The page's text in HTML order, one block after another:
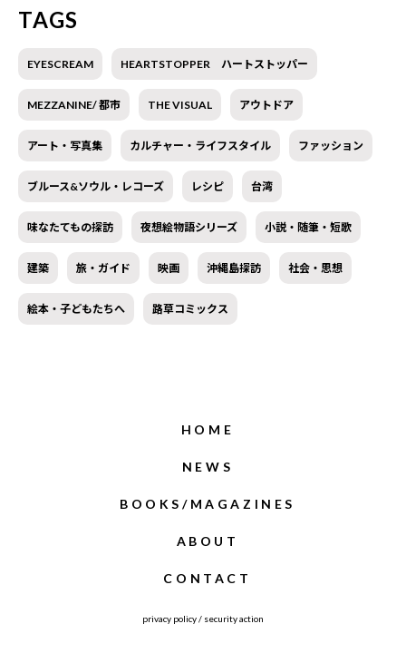
TAGS
EYESCREAM HEARTSTOPPER ハートストッパー
MEZZANINE/ 都市 THE VISUAL アウトドア
アート・写真集 カルチャー・ライフスタイル ファッション
ブルース&ソウル・レコーズ レシピ 台湾
味なたてもの探訪 夜想絵物語シリーズ 小説・随筆・短歌
建築 旅・ガイド 映画 沖縄島探訪 社会・思想
絵本・子どもたちへ 路草コミックス
HOME
NEWS
BOOKS/MAGAZINES
ABOUT
CONTACT
privacy policy/ security action